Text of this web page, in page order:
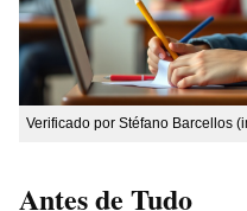
Verificado por Stéfano Barcellos
Antes de Tudo